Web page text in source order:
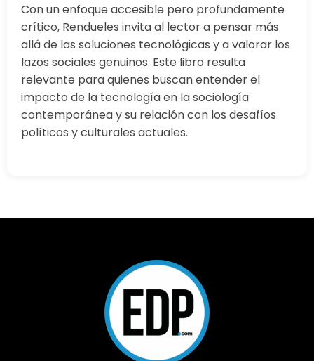
Con un enfoque accesible pero profundamente
crítico, Rendueles invita al lector a pensar más
allá de las soluciones tecnológicas y a valorar los
lazos sociales genuinos. Este libro resulta
relevante para quienes buscan entender el
impacto de la tecnología en la sociología
contemporánea y su relación con los desafíos
políticos y culturales actuales.